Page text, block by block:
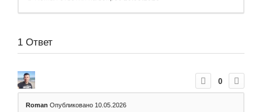
1 Ответ
0
Roman Опубликовано 10.05.2026